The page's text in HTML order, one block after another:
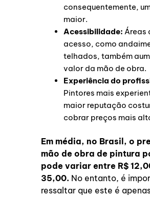
consequentemente,
maior.
Acessibilidade: Áreas
acesso, como
telhados, também
valor da mão de obra.
Experiência do
Pintores mais
maior reputação
cobrar preços mais
Em média, no Brasil, o
mão de obra de pintura
pode variar entre R$
35,00. No entanto, é
ressaltar que este é